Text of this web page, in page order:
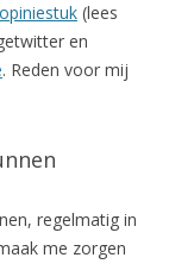
(lees
en
. Reden voor mij
regelmatig in
me zorgen